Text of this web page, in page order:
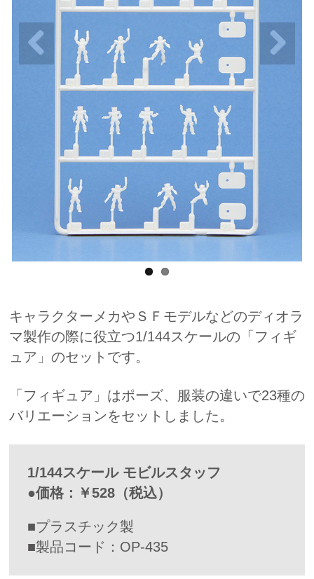
キャラクターメカやＳＦモデルなどのディオラ
マ製作の際に役立つ1/144スケールの「フィギ
ュア」のセットです。
「フィギュア」はポーズ、服装の違いで23種の
バリエーションをセットしました。
1/144スケール モビルスタッフ
●価格：￥528（税込）
■プラスチック製
■製品コード：OP-435